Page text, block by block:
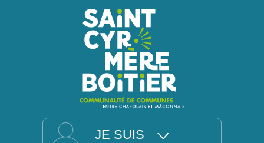
JE SUIS